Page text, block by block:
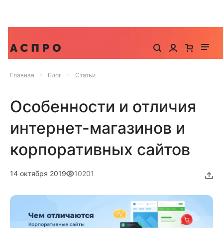
Главная Блог Статьи
Особенности и отличия
интернет-магазинов и
корпоративных сайтов
14 октября 2019 10201